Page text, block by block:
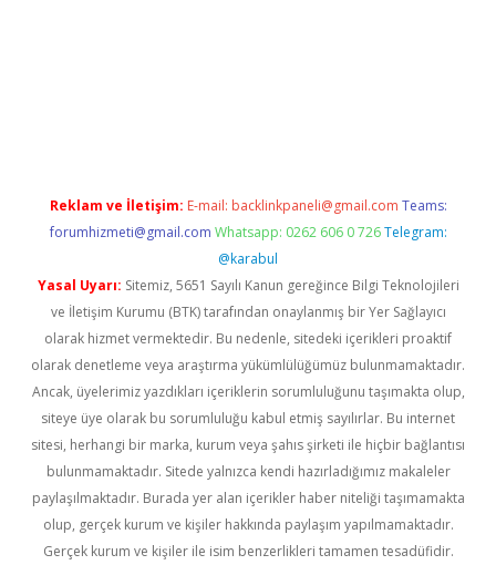
Reklam ve İletişim: E-mail: backlinkpaneli@gmail.com Teams:
forumhizmeti@gmail.com Whatsapp: 0262 606 0 726 Telegram:
@karabul
Yasal Uyarı: Sitemiz, 5651 Sayılı Kanun gereğince Bilgi Teknolojileri
ve İletişim Kurumu (BTK) tarafından onaylanmış bir Yer Sağlayıcı
olarak hizmet vermektedir. Bu nedenle, sitedeki içerikleri proaktif
olarak denetleme veya araştırma yükümlülüğümüz bulunmamaktadır.
Ancak, üyelerimiz yazdıkları içeriklerin sorumluluğunu taşımakta olup,
siteye üye olarak bu sorumluluğu kabul etmiş sayılırlar. Bu internet
sitesi, herhangi bir marka, kurum veya şahıs şirketi ile hiçbir bağlantısı
bulunmamaktadır. Sitede yalnızca kendi hazırladığımız makaleler
paylaşılmaktadır. Burada yer alan içerikler haber niteliği taşımamakta
olup, gerçek kurum ve kişiler hakkında paylaşım yapılmamaktadır.
Gerçek kurum ve kişiler ile isim benzerlikleri tamamen tesadüfidir.